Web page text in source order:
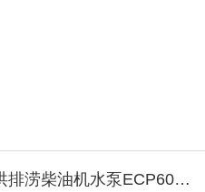
6寸抗洪排涝柴油机水泵ECP60ME